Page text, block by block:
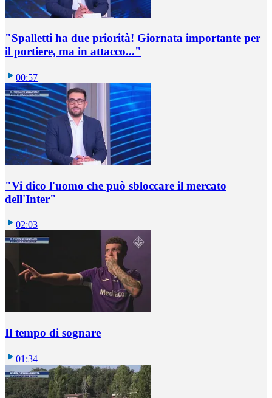
"Spalletti ha due priorità! Giornata importante per
il portiere, ma in attacco..."
00:57
"Vi dico l'uomo che può sbloccare il mercato
dell'Inter"
02:03
Il tempo di sognare
01:34